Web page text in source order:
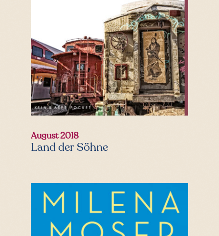
Land der Söhne
August 2018